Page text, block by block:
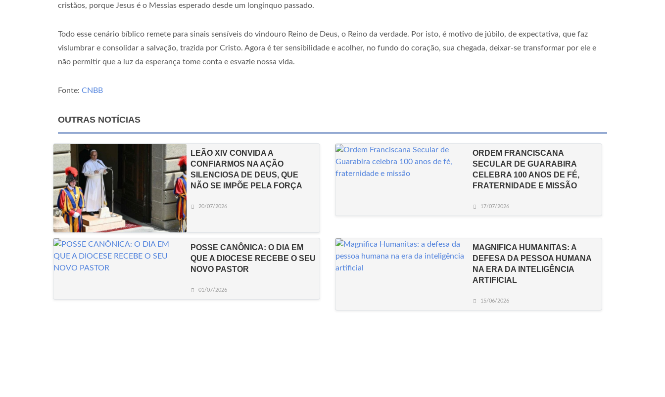
cristãos, porque Jesus é o Messias esperado desde um longínquo passado.
Todo esse cenário bíblico remete para sinais sensíveis do vindouro Reino de Deus, o Reino da verdade. Por isto, é motivo de júbilo, de expectativa, que faz
vislumbrar e consolidar a salvação, trazida por Cristo. Agora é ter sensibilidade e acolher, no fundo do coração, sua chegada, deixar-se transformar por ele e
não permitir que a luz da esperança tome conta e esvazie nossa vida.
Fonte: CNBB
OUTRAS NOTÍCIAS
LEÃO XIV CONVIDA A
CONFIARMOS NA AÇÃO
SILENCIOSA DE DEUS, QUE
NÃO SE IMPÕE PELA FORÇA
20/07/2026
ORDEM FRANCISCANA
SECULAR DE GUARABIRA
CELEBRA 100 ANOS DE FÉ,
FRATERNIDADE E MISSÃO
17/07/2026
POSSE CANÔNICA: O DIA EM
QUE A DIOCESE RECEBE O SEU
NOVO PASTOR
01/07/2026
MAGNIFICA HUMANITAS: A
DEFESA DA PESSOA HUMANA
NA ERA DA INTELIGÊNCIA
ARTIFICIAL
15/06/2026